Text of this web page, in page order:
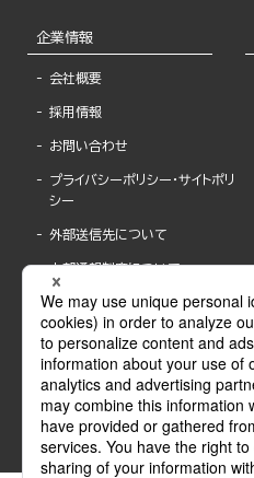
企業情報
会社概要
採用情報
お問い合わせ
プライバシーポリシー・サイトポリ
シー
外部送信先について
内部通報制度について